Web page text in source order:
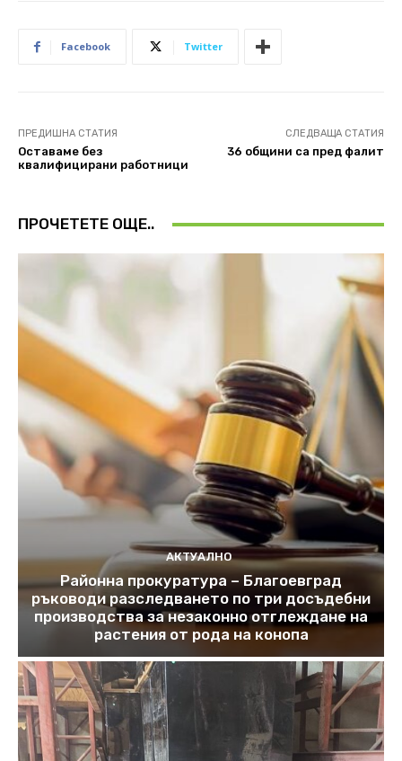
Facebook Twitter
ПРЕДИШНА СТАТИЯ
Оставаме без
квалифицирани работници
СЛЕДВАЩА СТАТИЯ
36 общини са пред фалит
ПРОЧЕТЕТЕ ОЩЕ..
АКТУАЛНО
Районна прокуратура – Благоевград
ръководи разследването по три досъдебни
производства за незаконно отглеждане на
растения от рода на конопа